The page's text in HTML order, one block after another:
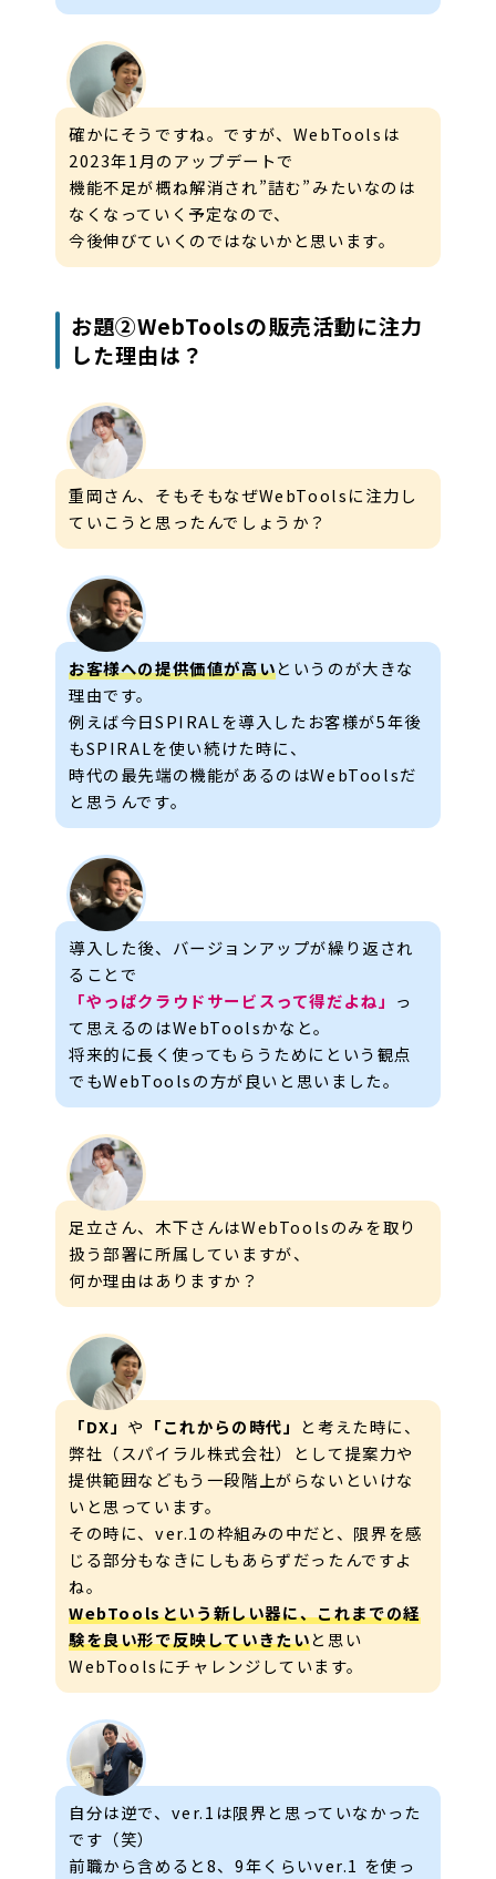
確かにそうですね。ですが、WebToolsは
2023年1月のアップデートで
機能不足が概ね解消され”詰む”みたいなのは
なくなっていく予定なので、
今後伸びていくのではないかと思います。
お題②WebToolsの販売活動に注力
した理由は？
重岡さん、そもそもなぜWebToolsに注力し
ていこうと思ったんでしょうか？
お客様への提供価値が高いというのが大きな
理由です。
例えば今日SPIRALを導入したお客様が5年後
もSPIRALを使い続けた時に、
時代の最先端の機能があるのはWebToolsだ
と思うんです。
導入した後、バージョンアップが繰り返され
ることで
「やっぱクラウドサービスって得だよね」 っ
て思えるのはWebToolsかなと。
将来的に長く使ってもらうためにという観点
でもWebToolsの方が良いと思いました。
足立さん、木下さんはWebToolsのみを取り
扱う部署に所属していますが、
何か理由はありますか？
「DX」 や 「これからの時代」
と考えた時に、
弊社（スパイラル株式会社）として提案力や
提供範囲などもう一段階上がらないといけな
いと思っています。
その時に、ver.1の枠組みの中だと、限界を感
じる部分もなきにしもあらずだったんですよ
ね。
WebToolsという新しい器に、これまでの経
験を良い形で反映していきたいと思い
WebToolsにチャレンジしています。
自分は逆で、ver.1は限界と思っていなかった
です（笑）
前職から含めると8、9年くらいver.1 を使っ